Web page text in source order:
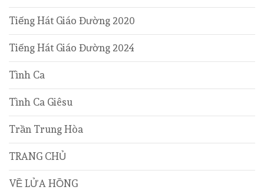
Tiếng Hát Giáo Đường 2020
Tiếng Hát Giáo Đường 2024
Tình Ca
Tình Ca Giêsu
Trần Trung Hòa
TRANG CHỦ
VỀ LỬA HỒNG